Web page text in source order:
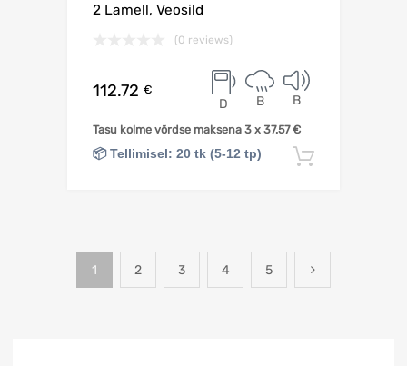
2 Lamell, Veosild
(0 reviews)
112.72 €
D B B
Tasu kolme võrdse maksena 3 x 37.57€
📦 Tellimisel: 20 tk (5-12 tp)
1 2 3 4 5